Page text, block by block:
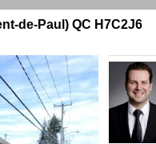
de-Paul) QC H7C2J6